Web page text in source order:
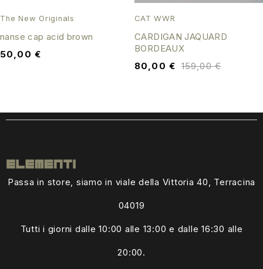
The New Originals
nanse cap acid brown
50,00 €
CAT WWR
CARDIGAN JAQUARD
BORDEAUX
159,00€
80,00 €
Passa in store, siamo in viale della Vittoria 40, Terracina
04019
Tutti i giorni dalle10:00 alle 13:00 e dalle 16:30 alle
20:00.